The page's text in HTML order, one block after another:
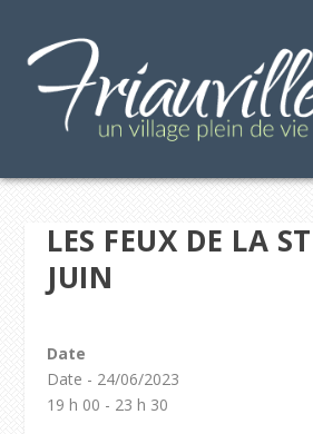
LES FEUX DE LA
JUIN
Date
Date - 24/06/2023
19 h 00 - 23 h 30